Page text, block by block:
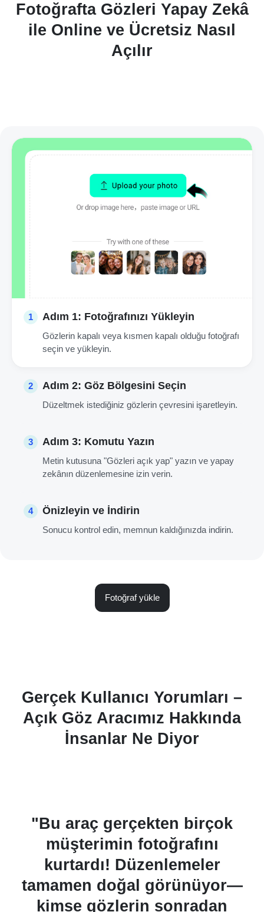
Fotoğrafta Gözleri Yapay Zekâ
ile Online ve Ücretsiz Nasıl
Açılır
1 Adım 1: Fotoğrafınızı Yükleyin
Gözlerin kapalı veya kısmen kapalı olduğu fotoğrafı
seçin ve yükleyin.
2 Adım 2: Göz Bölgesini Seçin
Düzeltmek istediğiniz gözlerin çevresini işaretleyin.
3 Adım 3: Komutu Yazın
Metin kutusuna "Gözleri açık yap" yazın ve yapay
zekânın düzenlemesine izin verin.
4 Önizleyin ve İndirin
Sonucu kontrol edin, memnun kaldığınızda indirin.
Fotoğraf yükle
Gerçek Kullanıcı Yorumları –
Açık Göz Aracımız Hakkında
İnsanlar Ne Diyor
"Bu araç gerçekten birçok
müşterimin fotoğrafını
kurtardı! Düzenlemeler
tamamen doğal görünüyor—
kimse gözlerin sonradan